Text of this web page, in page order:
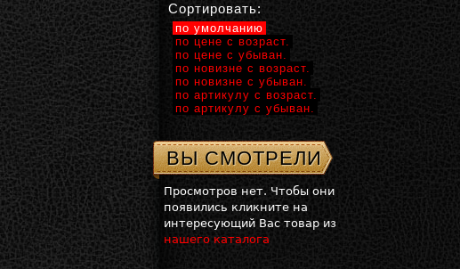
Сортировать:
по умолчанию
по цене с возраст.
по цене с убыван.
по новизне с возраст.
по новизне с убыван.
по артикулу с возраст.
по артикулу с убыван.
ВЫ СМОТРЕЛИ
Просмотров нет. Чтобы они
появились кликните на
интересующий Вас товар из
нашего каталога